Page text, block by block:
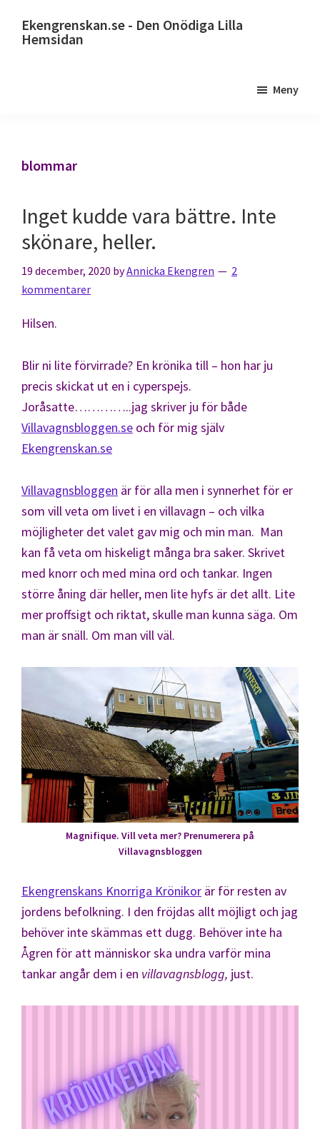
Ekengrenskan.se - Den Onödiga Lilla
Hemsidan
Meny
blommar
Inget kudde vara bättre. Inte
skönare, heller.
19 december, 2020 byAnnicka Ekengren
2
kommentarer
Hilsen.
Blir ni lite förvirrade? En krönika till – hon har ju
precis skickat ut en i cyperspejs.
Joråsatte…………..jag skriver ju för både
Villavagnsbloggen.se och för mig själv
Ekengrenskan.se
Villavagnsbloggen är för alla men i synnerhet för er
som vill veta om livet i en villavagn – och vilka
möjligheter det valet gav mig och min man. Man
kan få veta om hiskeligt många bra saker. Skrivet
med knorr och med mina ord och tankar. Ingen
större åning där heller, men lite hyfs är det allt. Lite
mer proffsigt och riktat, skulle man kunna säga. Om
man är snäll. Om man vill väl.
Magnifique. Vill veta mer? Prenumerera på
Villavagnsbloggen
Ekengrenskans Knorriga Krönikor är för resten av
jordens befolkning. I den fröjdas allt möjligt och jag
behöver inte skämmas ett dugg. Behöver inte ha
Ågren för att människor ska undra varför mina
tankar angår dem i en villavagnsblogg, just.